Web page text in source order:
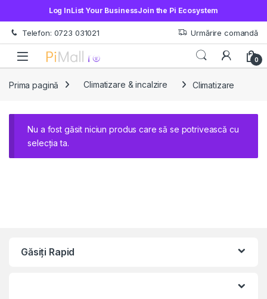
Log InList Your BusinessJoin the Pi Ecosystem
Treci la navigare
Sări la conținut
Telefon: 0723 031021 Urmărire comandă
Open 0
Prima pagină Climatizare & incalzire Climatizare
Nu a fost găsit niciun produs care să se potrivească cu
selecția ta.
Găsiți Rapid